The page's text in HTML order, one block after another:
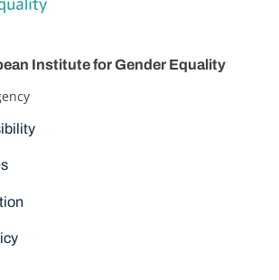
Institute for Gender Equality